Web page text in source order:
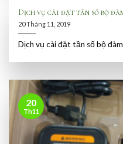
Dịch vụ cài đặt tần số bộ
20 Tháng 11, 2019
Dịch vụ cài đặt tần số bộ
20
Th11